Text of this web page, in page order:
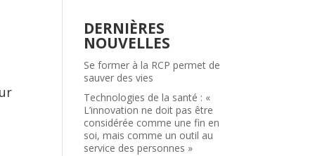
DERNIÈRES
NOUVELLES
Se former à la RCP permet de
sauver des vies
Technologies de la santé : «
L’innovation ne doit pas être
considérée comme une fin en
soi, mais comme un outil au
service des personnes »